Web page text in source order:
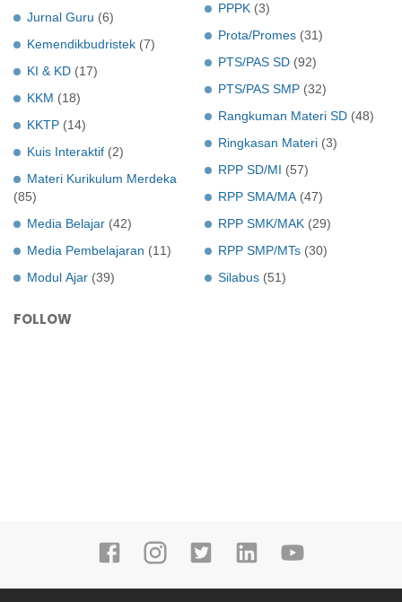
Jurnal Guru (6)
Kemendikbudristek (7)
KI & KD (17)
KKM (18)
KKTP (14)
Kuis Interaktif (2)
Materi Kurikulum Merdeka
(85)
Media Belajar (42)
Media Pembelajaran (11)
Modul Ajar (39)
PPPK (3)
Prota/Promes (31)
PTS/PAS SD (92)
PTS/PAS SMP (32)
Rangkuman Materi SD (48)
Ringkasan Materi (3)
RPP SD/MI (57)
RPP SMA/MA (47)
RPP SMK/MAK (29)
RPP SMP/MTs (30)
Silabus (51)
FOLLOW